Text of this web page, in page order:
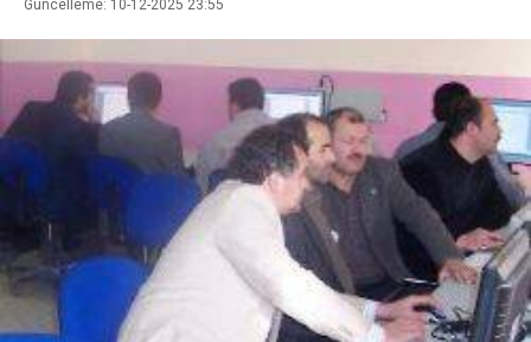
Güncelleme: 10-12-2025 23:55